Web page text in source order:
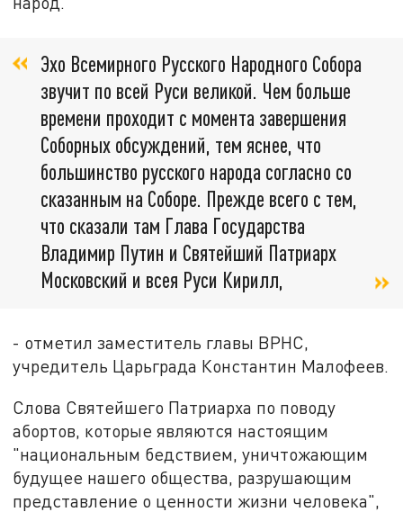
Эхо Всемирного Русского Народного Собора
звучит по всей Руси великой. Чем больше
времени проходит с момента завершения
Соборных обсуждений, тем яснее, что
большинство русского народа согласно со
сказанным на Соборе. Прежде всего с тем,
что сказали там Глава Государства
Владимир Путин и Святейший Патриарх
Московский и всея Руси Кирилл,
- отметил заместитель главы ВРНС,
учредитель Царьграда Константин Малофеев.
Слова Святейшего Патриарха по поводу
абортов, которые являются настоящим
"национальным бедствием, уничтожающим
будущее нашего общества, разрушающим
представление о ценности жизни человека",